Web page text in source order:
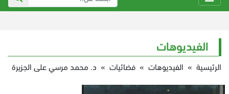
الفيديوهات
الرئيسية » الفيديوهات » فضائيات » د. محمد مرسي على الجزيرة